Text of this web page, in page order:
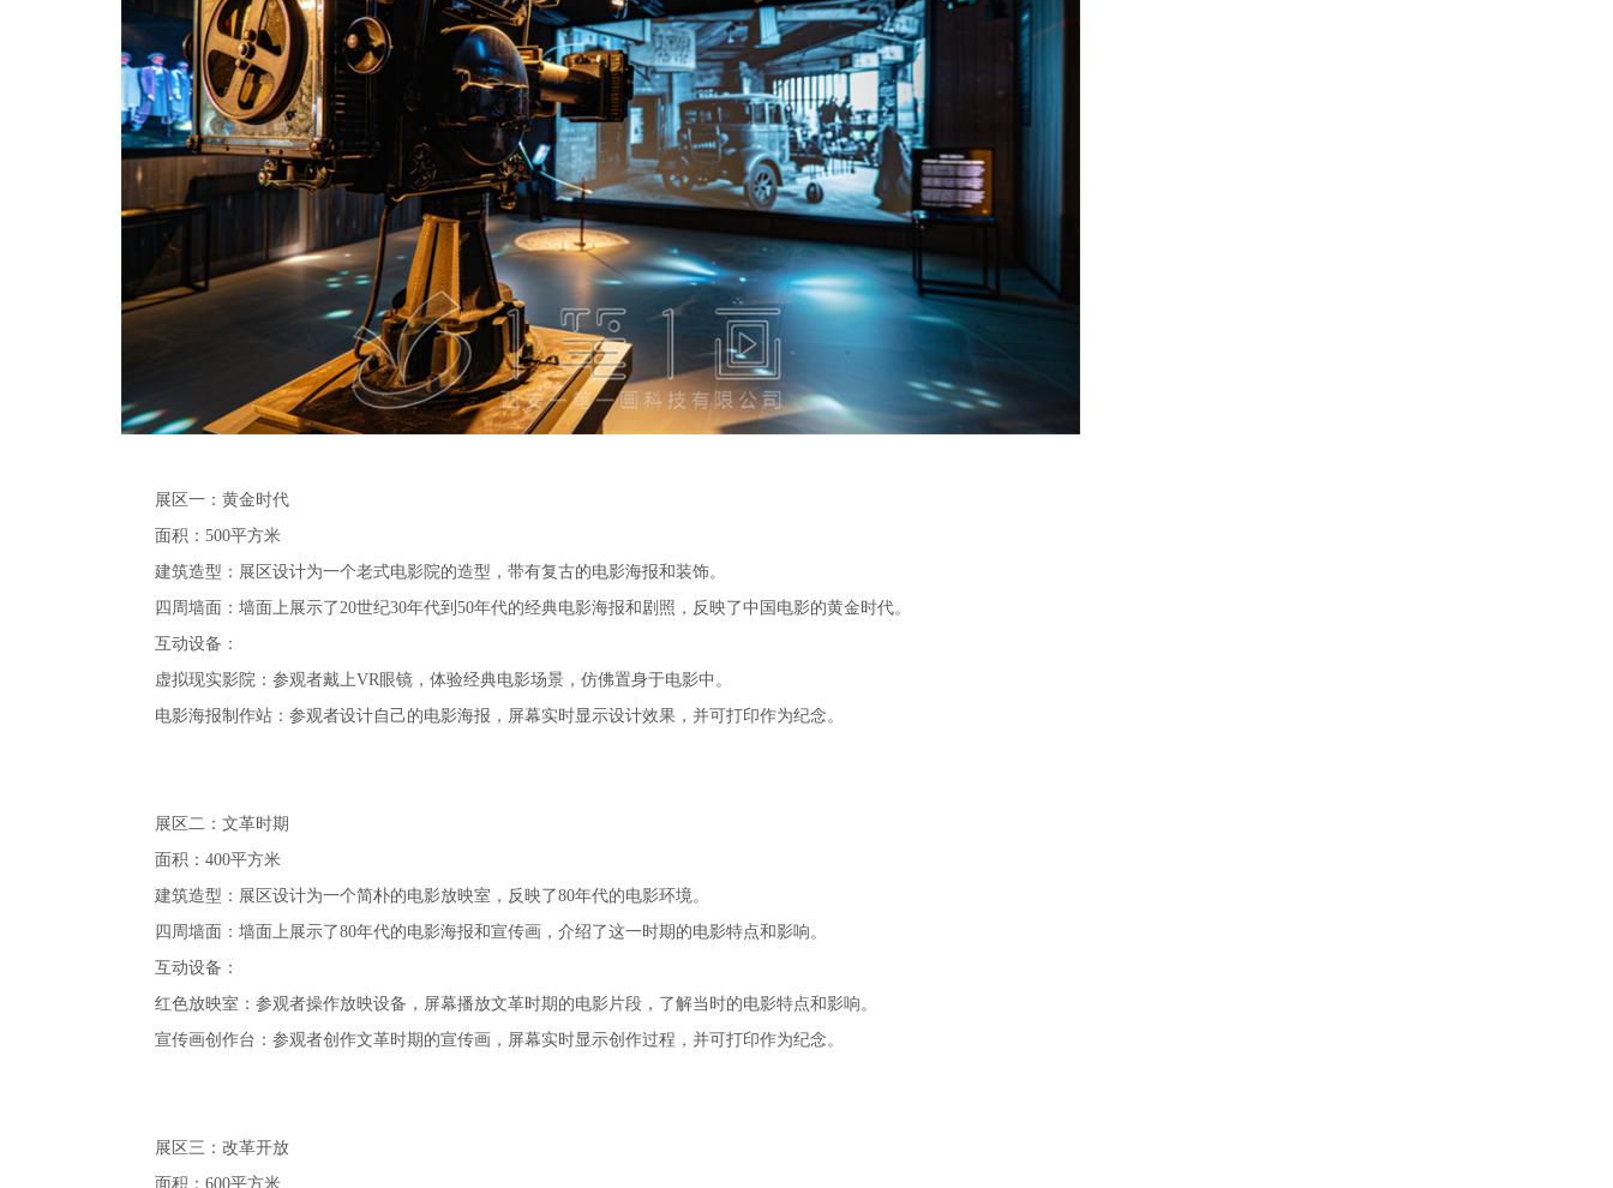
展区一：黄金时代
面积：500平方米
建筑造型：展区设计为一个老式电影院的造型，带有复古的电影海报和装饰。
四周墙面：墙面上展示了20世纪30年代到50年代的经典电影海报和剧照，反映了中国电影的黄金时代。
互动设备：
虚拟现实影院：参观者戴上VR眼镜，体验经典电影场景，仿佛置身于电影中。
电影海报制作站：参观者设计自己的电影海报，屏幕实时显示设计效果，并可打印作为纪念。
展区二：文革时期
面积：400平方米
建筑造型：展区设计为一个简朴的电影放映室，反映了80年代的电影环境。
四周墙面：墙面上展示了80年代的电影海报和宣传画，介绍了这一时期的电影特点和影响。
互动设备：
红色放映室：参观者操作放映设备，屏幕播放文革时期的电影片段，了解当时的电影特点和影响。
宣传画创作台：参观者创作文革时期的宣传画，屏幕实时显示创作过程，并可打印作为纪念。
展区三：改革开放
面积：600平方米